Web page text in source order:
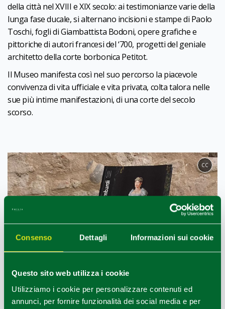
Consenso Dettagli Informazioni sui cookie
Questo sito web utilizza i cookie
Utilizziamo i cookie per personalizzare contenuti ed
annunci, per fornire funzionalità dei social media e per
della città nel XVIII e XIX secolo: ai testimonianze varie della
lunga fase ducale, si alternano incisioni e stampe di Paolo
Toschi, fogli di Giambattista Bodoni, opere grafiche e
pittoriche di autori francesi del ‘700, progetti del geniale
architetto della corte borbonica Petitot.
Il Museo manifesta così nel suo percorso la piacevole
convivenza di vita ufficiale e vita privata, colta talora nelle
sue più intime manifestazioni, di una corte del secolo
scorso.
CC